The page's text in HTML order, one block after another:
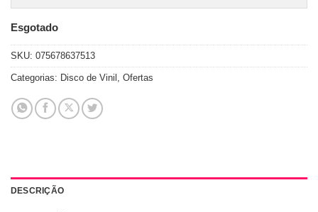
Esgotado
SKU: 075678637513
Categorias: Disco de Vinil Ofertas
DESCRIÇÃO